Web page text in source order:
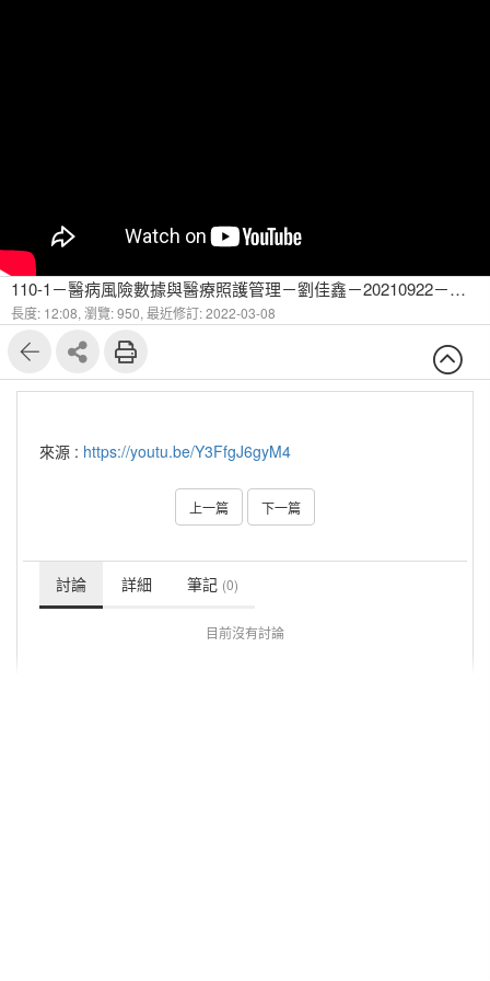
110-1－醫病風險數據與醫療照護管理－劉佳鑫－20210922－醫療健康相關資料庫-2
長度: 12:08, 瀏覽: 950, 最近修訂: 2022-03-08
來源 : https://youtu.be/Y3FfgJ6gyM4
上一篇 下一篇
討論 詳細 筆記 (0)
目前沒有討論